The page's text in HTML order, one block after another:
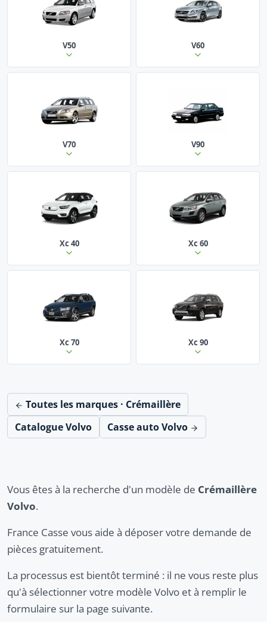
V50 V60
V70 V90
Xc 40 Xc 60
Xc 70 Xc 90
Toutes les marques · Crémaillère
Catalogue Volvo
Casse auto Volvo
Vous êtes à la recherche d'un modèle de Crémaillère
Volvo.
France Casse vous aide à déposer votre demande de
pièces gratuitement.
La processus est bientôt terminé : il ne vous reste plus
qu'à sélectionner votre modèle Volvo et à remplir le
formulaire sur la page suivante.